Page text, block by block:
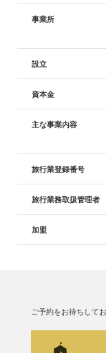
事業所
設立
資本金
主な事業内容
旅行業登録番号
旅行業務取扱管理者
加盟
ご予約をお待ちしてお